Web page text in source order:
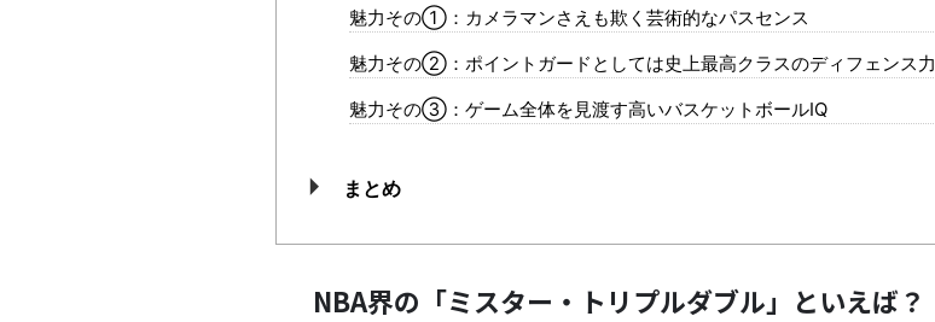
魅力その①：カメラマンさえも欺く芸術的なパスセンス
魅力その②：ポイントガードとしては史上最高クラスのディフェンス力
魅力その③：ゲーム全体を見渡す高いバスケットボールIQ
まとめ
NBA界の「ミスター・トリプルダブル」といえば？